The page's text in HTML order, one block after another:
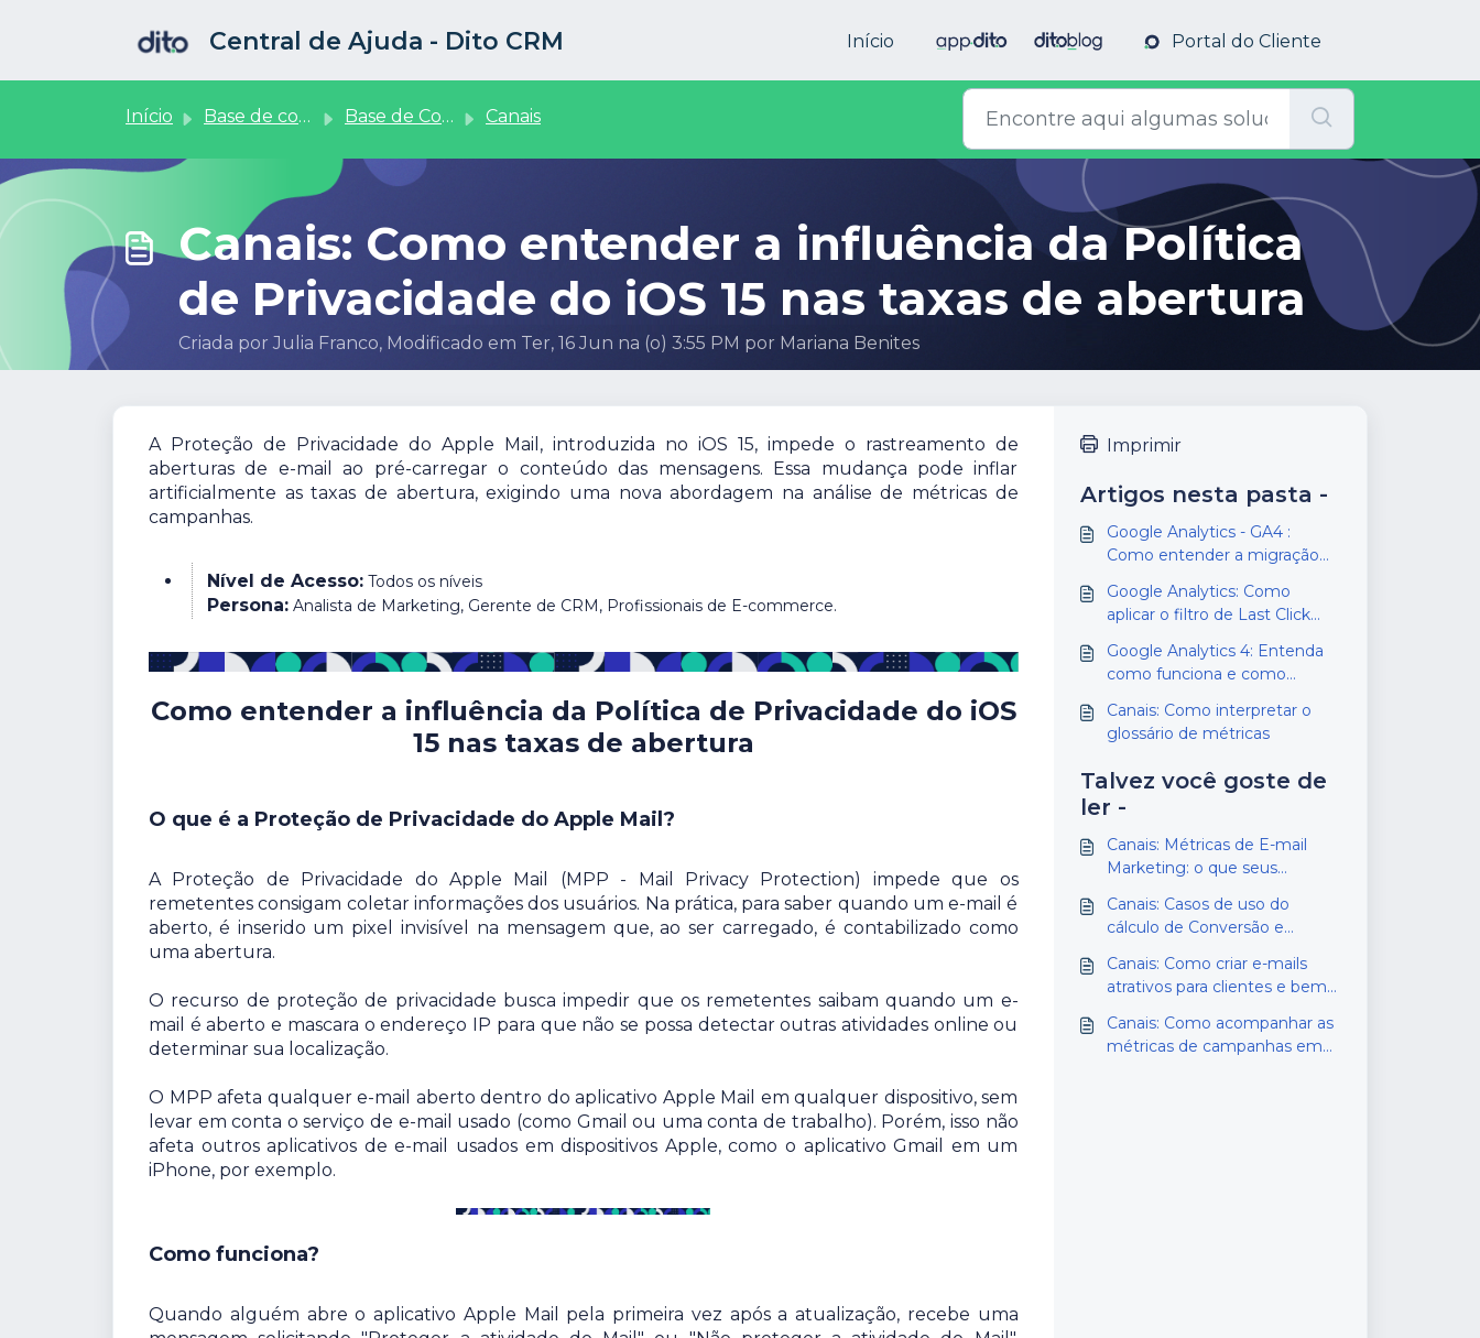
Central de Ajuda - Dito CRM Início Portal do Cliente
Início Base de conhecimento Base de Conhecimento Canais
Canais: Como entender a influência da Política
de Privacidade do iOS 15 nas taxas de abertura
Criada por Julia Franco, Modificado em Ter, 16 Jun na (o) 3:55 PM por Mariana Benites
A Proteção de Privacidade do Apple Mail, introduzida no iOS 15, impede o rastreamento de
aberturas de e-mail ao pré-carregar o conteúdo das mensagens. Essa mudança pode inflar
artificialmente as taxas de abertura, exigindo uma nova abordagem na análise de métricas de
campanhas.
Nível de Acesso: Todos os níveis
Persona: Analista de Marketing, Gerente de CRM, Profissionais de E-commerce.
Como entender a influência da Política de Privacidade do iOS
15 nas taxas de abertura
O que é a Proteção de Privacidade do Apple Mail?
A Proteção de Privacidade do Apple Mail (MPP - Mail Privacy Protection) impede que os
remetentes consigam coletar informações dos usuários. Na prática, para saber quando um e-mail é
aberto, é inserido um pixel invisível na mensagem que, ao ser carregado, é contabilizado como
uma abertura.
O recurso de proteção de privacidade busca impedir que os remetentes saibam quando um e-
mail é aberto e mascara o endereço IP para que não se possa detectar outras atividades online ou
determinar sua localização.
O MPP afeta qualquer e-mail aberto dentro do aplicativo Apple Mail em qualquer dispositivo, sem
levar em conta o serviço de e-mail usado (como Gmail ou uma conta de trabalho). Porém, isso não
afeta outros aplicativos de e-mail usados em dispositivos Apple, como o aplicativo Gmail em um
iPhone, por exemplo.
Como funciona?
Quando alguém abre o aplicativo Apple Mail pela primeira vez após a atualização, recebe uma
Imprimir
Artigos nesta pasta -
Google Analytics - GA4 :
Como entender a migração
compatibilidade com a Dito
Google Analytics: Como
aplicar o filtro de Last Click
Dito
Google Analytics 4: Entenda
como funciona e como
Canais: Como interpretar o
glossário de métricas
Talvez você goste de
ler -
Canais: Métricas de E-mail
Marketing: o que seus
Canais: Casos de uso do
cálculo de Conversão e
Canais: Como criar e-mails
atrativos para clientes e bem
Canais: Como acompanhar as
métricas de campanhas em